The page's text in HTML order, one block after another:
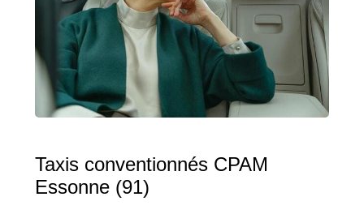
Taxis conventionnés CPAM
Essonne (91)